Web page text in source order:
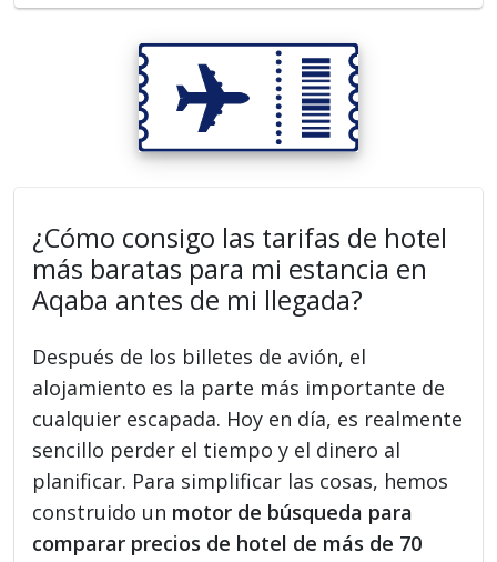
¿Cómo consigo las tarifas de hotel
más baratas para mi estancia en
Aqaba antes de mi llegada?
Después de los billetes de avión, el
alojamiento es la parte más importante de
cualquier escapada. Hoy en día, es realmente
sencillo perder el tiempo y el dinero al
planificar. Para simplificar las cosas, hemos
construido un motor de búsqueda para
comparar precios de hotel de más de 70